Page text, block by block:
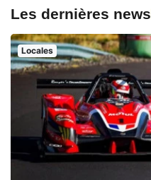
Les dernières news
Locales